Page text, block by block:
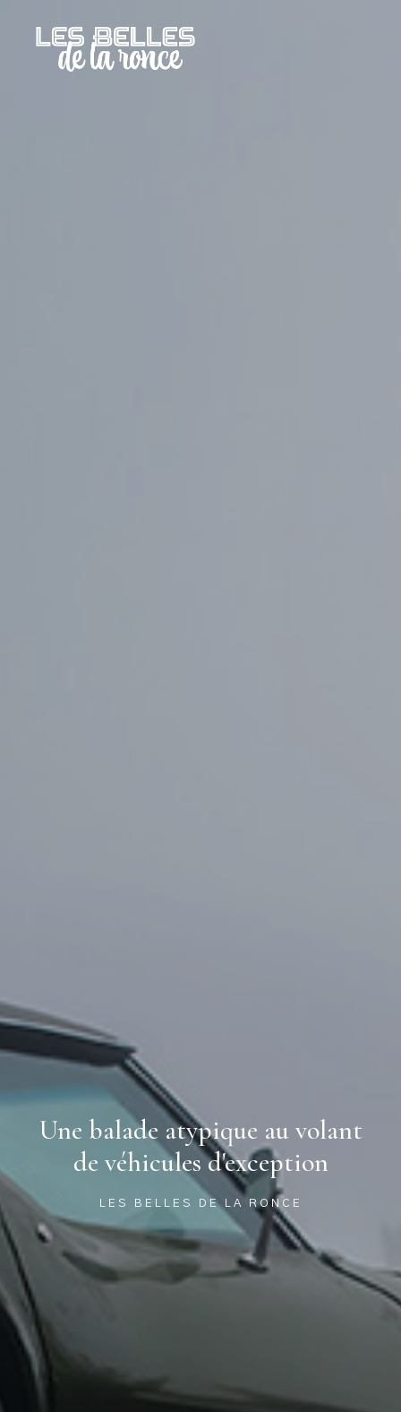
Une balade atypique au volant
de véhicules d'exception
LES BELLES DE LA RONCE